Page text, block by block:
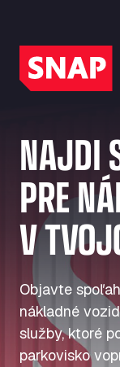
NAJDI
PRE
V
Objavte
nákladné
služby, ktoré
parkovisko